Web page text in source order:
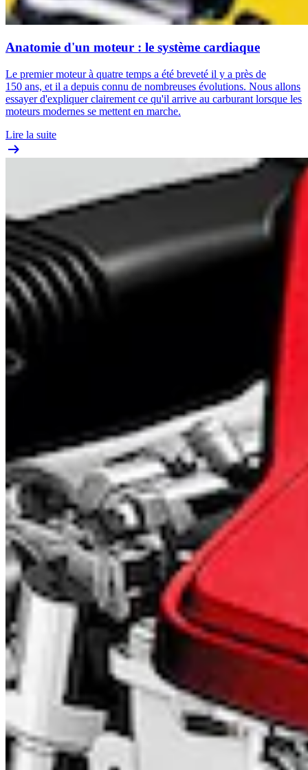
Anatomie d'un moteur : le système cardiaque
Le premier moteur à quatre temps a été breveté il y a près de
150 ans, et il a depuis connu de nombreuses évolutions. Nous allons
essayer d'expliquer clairement ce qu'il arrive au carburant lorsque les
moteurs modernes se mettent en marche.
Lire la suite